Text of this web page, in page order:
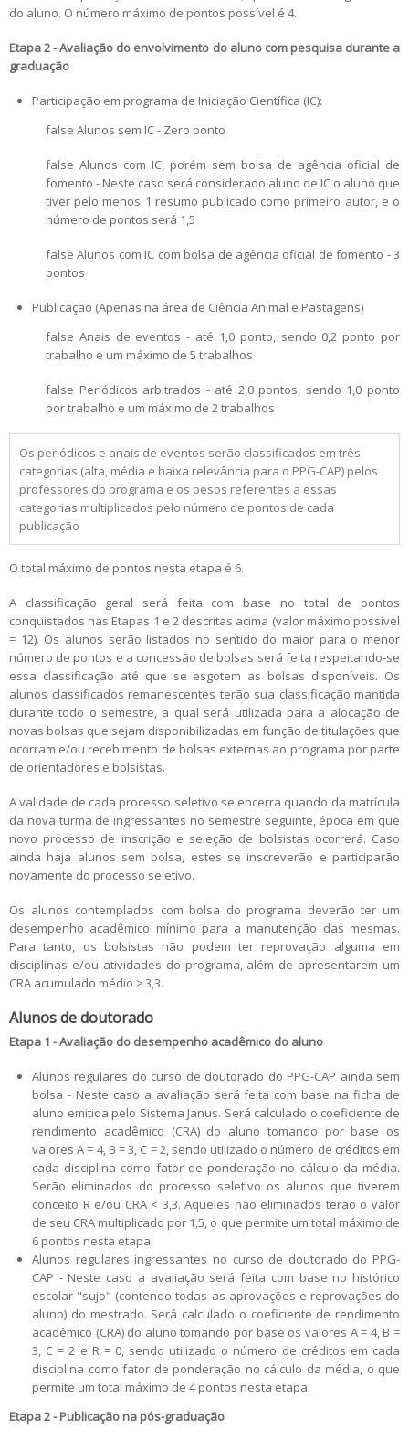
do aluno. O número máximo de pontos possível é 4.
Etapa 2 - Avaliação do envolvimento do aluno com pesquisa durante a
graduação
Participação em programa de Iniciação Científica (IC):
false Alunos sem IC - Zero ponto
false Alunos com IC, porém sem bolsa de agência oficial de
fomento - Neste caso será considerado aluno de IC o aluno que
tiver pelo menos 1 resumo publicado como primeiro autor, e o
número de pontos será 1,5
false Alunos com IC com bolsa de agência oficial de fomento - 3
pontos
Publicação (Apenas na área de Ciência Animal e Pastagens)
false Anais de eventos - até 1,0 ponto, sendo 0,2 ponto por
trabalho e um máximo de 5 trabalhos
false Periódicos arbitrados - até 2,0 pontos, sendo 1,0 ponto
por trabalho e um máximo de 2 trabalhos
Os periódicos e anais de eventos serão classificados em três
categorias (alta, média e baixa relevância para o PPG-CAP) pelos
professores do programa e os pesos referentes a essas
categorias multiplicados pelo número de pontos de cada
publicação
O total máximo de pontos nesta etapa é 6.
A classificação geral será feita com base no total de pontos
conquistados nas Etapas 1 e 2 descritas acima (valor máximo possível
= 12). Os alunos serão listados no sentido do maior para o menor
número de pontos e a concessão de bolsas será feita respeitando-se
essa classificação até que se esgotem as bolsas disponíveis. Os
alunos classificados remanescentes terão sua classificação mantida
durante todo o semestre, a qual será utilizada para a alocação de
novas bolsas que sejam disponibilizadas em função de titulações que
ocorram e/ou recebimento de bolsas externas ao programa por parte
de orientadores e bolsistas.
A validade de cada processo seletivo se encerra quando da matrícula
da nova turma de ingressantes no semestre seguinte, época em que
novo processo de inscrição e seleção de bolsistas ocorrerá. Caso
ainda haja alunos sem bolsa, estes se inscreverão e participarão
novamente do processo seletivo.
Os alunos contemplados com bolsa do programa deverão ter um
desempenho acadêmico mínimo para a manutenção das mesmas.
Para tanto, os bolsistas não podem ter reprovação alguma em
disciplinas e/ou atividades do programa, além de apresentarem um
CRA acumulado médio ≥ 3,3.
Alunos de doutorado
Etapa 1 - Avaliação do desempenho acadêmico do aluno
Alunos regulares do curso de doutorado do PPG-CAP ainda sem
bolsa - Neste caso a avaliação será feita com base na ficha de
aluno emitida pelo Sistema Janus. Será calculado o coeficiente de
rendimento acadêmico (CRA) do aluno tomando por base os
valores A = 4, B = 3, C = 2, sendo utilizado o número de créditos em
cada disciplina como fator de ponderação no cálculo da média.
Serão eliminados do processo seletivo os alunos que tiverem
conceito R e/ou CRA < 3,3. Aqueles não eliminados terão o valor
de seu CRA multiplicado por 1,5, o que permite um total máximo de
6 pontos nesta etapa.
Alunos regulares ingressantes no curso de doutorado do PPG-
CAP - Neste caso a avaliação será feita com base no histórico
escolar "sujo" (contendo todas as aprovações e reprovações do
aluno) do mestrado. Será calculado o coeficiente de rendimento
acadêmico (CRA) do aluno tomando por base os valores A = 4, B =
3, C = 2 e R = 0, sendo utilizado o número de créditos em cada
disciplina como fator de ponderação no cálculo da média, o que
permite um total máximo de 4 pontos nesta etapa.
Etapa 2 - Publicação na pós-graduação